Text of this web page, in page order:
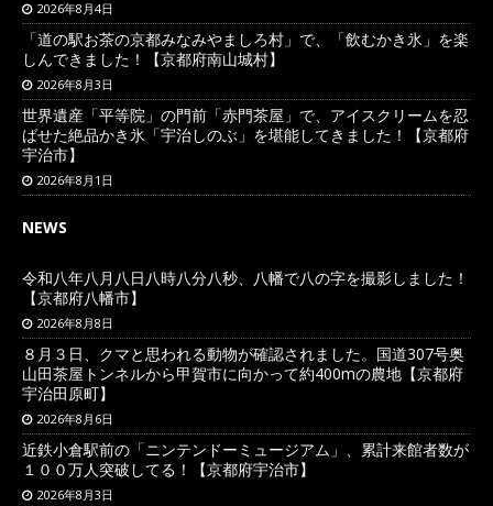
2026年8月4日
「道の駅お茶の京都みなみやましろ村」で、「飲むかき氷」を楽
しんできました！【京都府南山城村】
2026年8月3日
世界遺産「平等院」の門前「赤門茶屋」で、アイスクリームを忍
ばせた絶品かき氷「宇治しのぶ」を堪能してきました！【京都府
宇治市】
2026年8月1日
NEWS
令和八年八月八日八時八分八秒、八幡で八の字を撮影しました！
【京都府八幡市】
2026年8月8日
８月３日、クマと思われる動物が確認されました。国道307号奥
山田茶屋トンネルから甲賀市に向かって約400mの農地【京都府
宇治田原町】
2026年8月6日
近鉄小倉駅前の「ニンテンドーミュージアム」、累計来館者数が
１００万人突破してる！【京都府宇治市】
2026年8月3日